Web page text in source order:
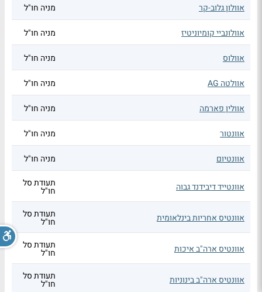
אוולון גלוב-קר מניה חו"ל
אוולונביי קומיוניטיז מניה חו"ל
אוולוס מניה חו"ל
אוולטה AG מניה חו"ל
אוולין פארמה מניה חו"ל
אוונטור מניה חו"ל
אוונטיום מניה חו"ל
אוונטייד דיבידנד גבוה תעודת סל
חו"ל
אוונטיס אחריות בינלאומית תעודת סל
חו"ל
אוונטיס ארה"ב איכות תעודת סל
חו"ל
אוונטיס ארה"ב בינוניות תעודת סל
חו"ל